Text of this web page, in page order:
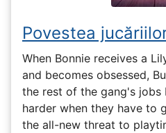
Povestea
When Bonnie receives a
and becomes obsessed,
the rest of the gang's jobs
harder when they have to
the all-new threat to